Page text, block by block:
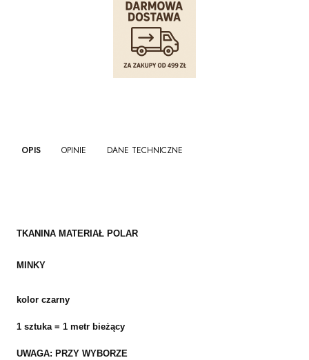
OPIS OPINIE DANE TECHNICZNE
TKANINA MATERIAŁ POLAR
MINKY
kolor czarny
1 sztuka = 1 metr bieżący
UWAGA: PRZY WYBORZE